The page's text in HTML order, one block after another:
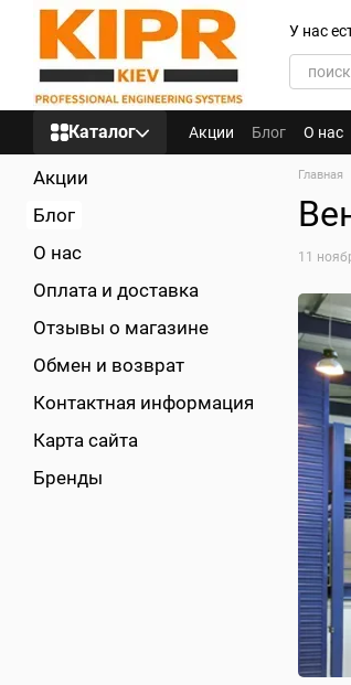
Перейти к основному контенту
У нас
Каталог Акции Блог О нас
Главная
11
Акции
Блог
О нас
Оплата и доставка
Отзывы о магазине
Обмен и возврат
Контактная информация
Карта сайта
Бренды